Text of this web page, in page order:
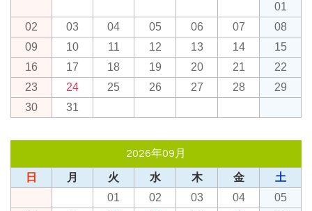
01
02
03 04 05 06 07
08
09
10 11 12 13 14
15
16
17 18 19 20 21
22
23
24 25 26 27 28
29
30
31
2026年09月
日 月 火 水 木 金
土
01
02 03 04
05